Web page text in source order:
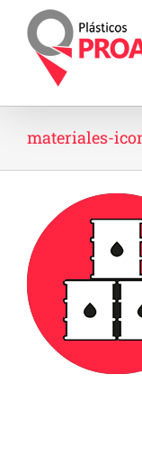
Saltar
contenido
materiales-